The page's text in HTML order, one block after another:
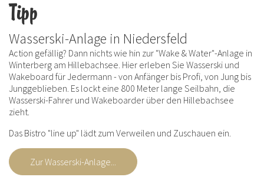
Tipp
Wasserski-Anlage in Niedersfeld
Action gefällig? Dann nichts wie hin zur "Wake & Water"-Anlage in
Winterberg am Hillebachsee. Hier erleben Sie Wasserski und
Wakeboard für Jedermann - von Anfänger bis Profi, von Jung bis
Junggeblieben. Es lockt eine 800 Meter lange Seilbahn, die
Wasserski-Fahrer und Wakeboarder über den Hillebachsee
zieht.
Das Bistro "line up" lädt zum Verweilen und Zuschauen ein.
Zur Wasserski-Anlage...